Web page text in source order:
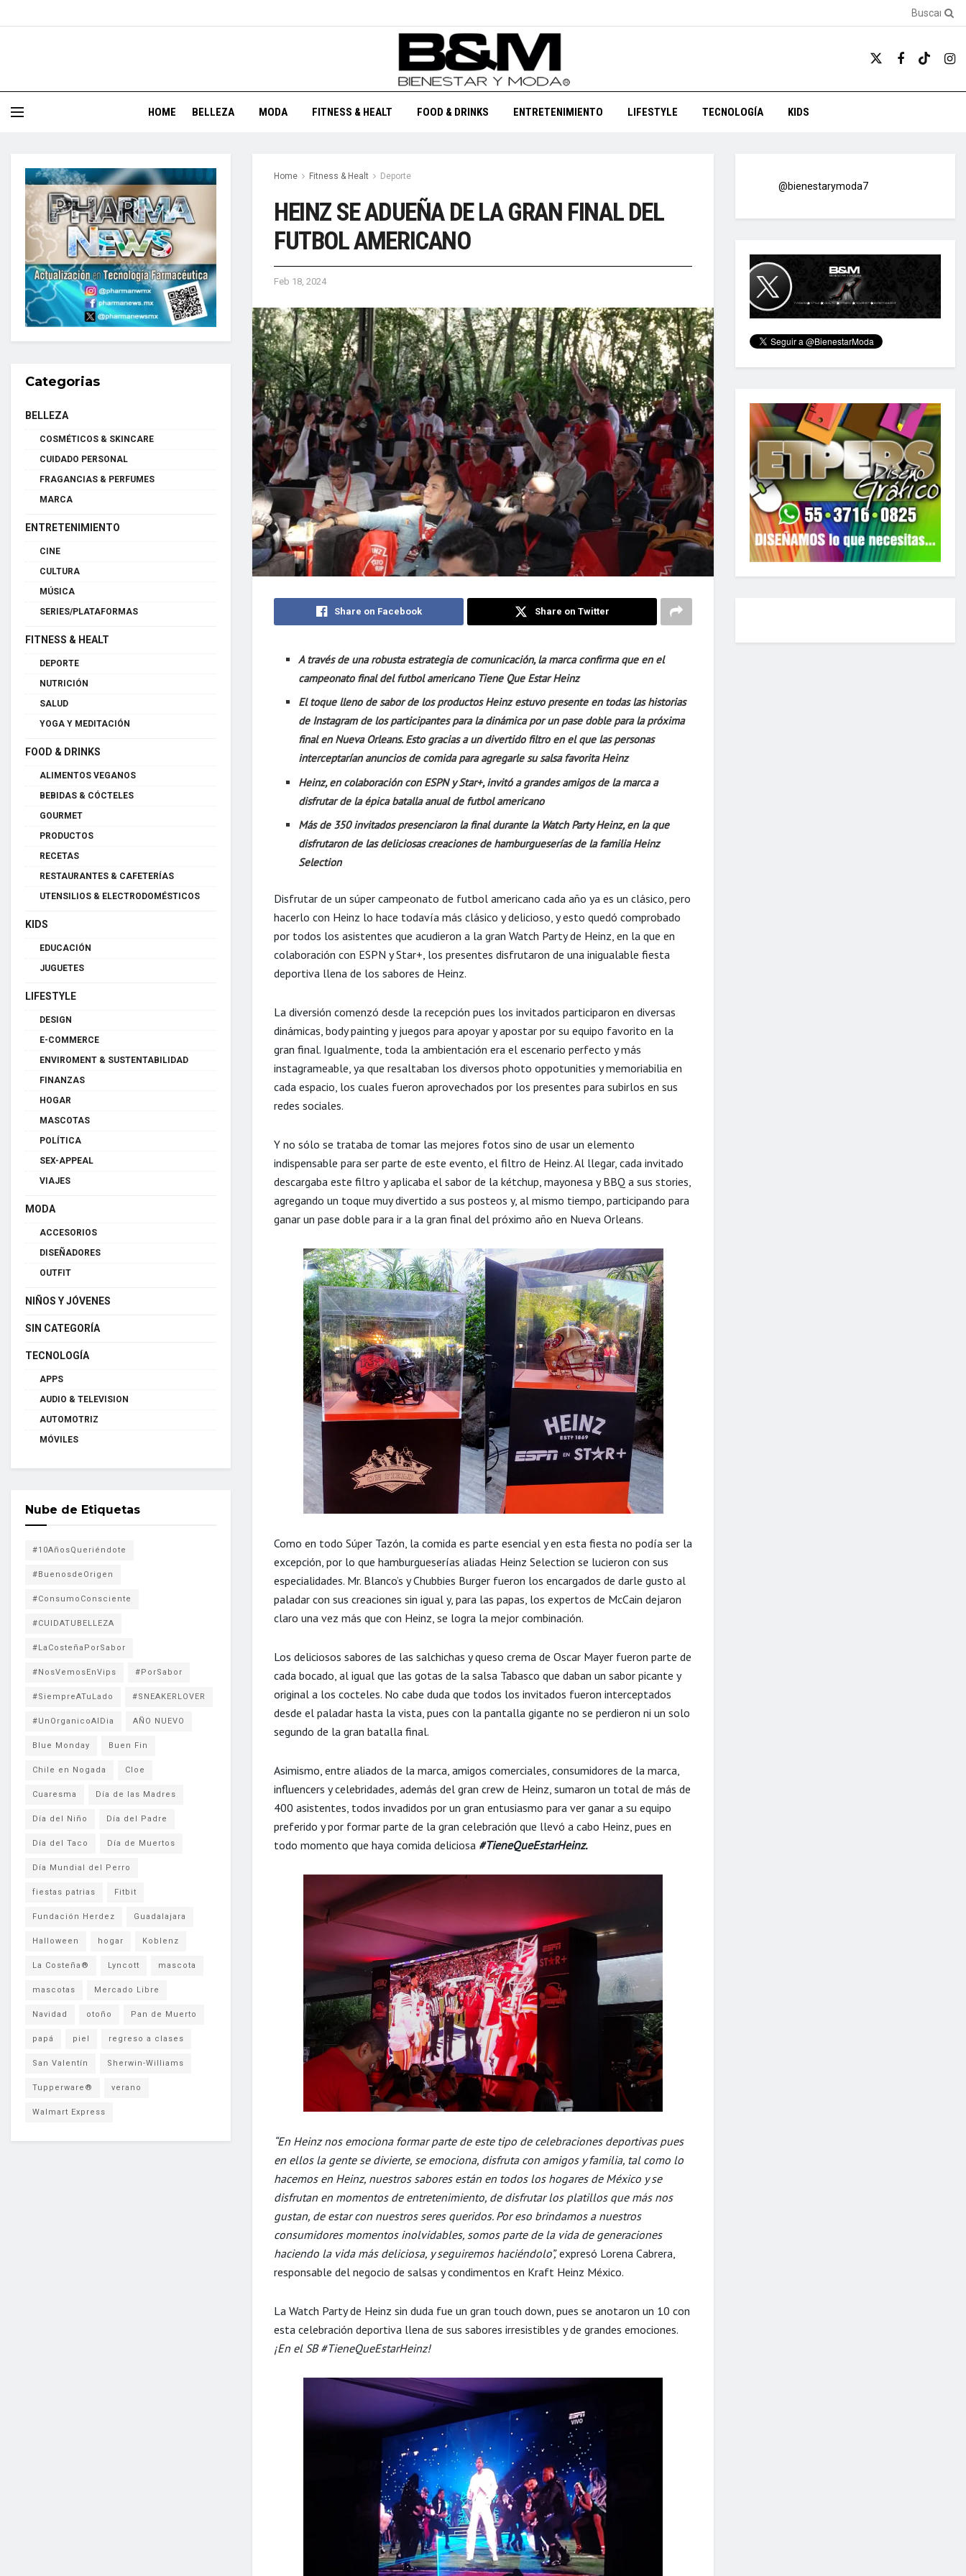
HOME BELLEZA MODA FITNESS & HEALT FOOD & DRINKS ENTRETENIMIENTO LIFESTYLE TECNOLOGÍA KIDS
Home Fitness & Healt Deporte
HEINZ SE ADUEÑA DE LA GRAN FINAL DEL
FUTBOL AMERICANO
Feb 18, 2024
Share on Facebook Share on Twitter
A través de una robusta estrategia de comunicación, la marca confirma que en el
campeonato final del futbol americano Tiene Que Estar Heinz
El toque lleno de sabor de los productos Heinz estuvo presente en todas las historias
de Instagram de los participantes para la dinámica por un pase doble para la próxima
final en Nueva Orleans. Esto gracias a un divertido filtro en el que las personas
interceptarían anuncios de comida para agregarle su salsa favorita Heinz
Heinz, en colaboración con ESPN y Star+, invitó a grandes amigos de la marca a
disfrutar de la épica batalla anual de futbol americano
Más de 350 invitados presenciaron la final durante la Watch Party Heinz, en la que
disfrutaron de las deliciosas creaciones de hamburgueserías de la familia Heinz
Selection
Disfrutar de un súper campeonato de futbol americano cada año ya es un clásico, pero
hacerlo con Heinz lo hace todavía más clásico y delicioso, y esto quedó comprobado
por todos los asistentes que acudieron a la gran Watch Party de Heinz, en la que en
colaboración con ESPN y Star+, los presentes disfrutaron de una inigualable fiesta
deportiva llena de los sabores de Heinz.
La diversión comenzó desde la recepción pues los invitados participaron en diversas
dinámicas, body painting y juegos para apoyar y apostar por su equipo favorito en la
gran final. Igualmente, toda la ambientación era el escenario perfecto y más
instagrameable, ya que resaltaban los diversos photo oppotunities y memoriabilia en
cada espacio, los cuales fueron aprovechados por los presentes para subirlos en sus
redes sociales.
Y no sólo se trataba de tomar las mejores fotos sino de usar un elemento
indispensable para ser parte de este evento, el filtro de Heinz. Al llegar, cada invitado
descargaba este filtro y aplicaba el sabor de la kétchup, mayonesa y BBQ a sus stories,
agregando un toque muy divertido a sus posteos y, al mismo tiempo, participando para
ganar un pase doble para ir a la gran final del próximo año en Nueva Orleans.
Como en todo Súper Tazón, la comida es parte esencial y en esta fiesta no podía ser la
excepción, por lo que hamburgueserías aliadas Heinz Selection se lucieron con sus
especialidades. Mr. Blanco’s y Chubbies Burger fueron los encargados de darle gusto al
paladar con sus creaciones sin igual y, para las papas, los expertos de McCain dejaron
claro una vez más que con Heinz, se logra la mejor combinación.
Los deliciosos sabores de las salchichas y queso crema de Oscar Mayer fueron parte de
cada bocado, al igual que las gotas de la salsa Tabasco que daban un sabor picante y
original a los cocteles. No cabe duda que todos los invitados fueron interceptados
desde el paladar hasta la vista, pues con la pantalla gigante no se perdieron ni un solo
segundo de la gran batalla final.
Asimismo, entre aliados de la marca, amigos comerciales, consumidores de la marca,
influencers y celebridades, además del gran crew de Heinz, sumaron un total de más de
400 asistentes, todos invadidos por un gran entusiasmo para ver ganar a su equipo
preferido y por formar parte de la gran celebración que llevó a cabo Heinz, pues en
todo momento que haya comida deliciosa #TieneQueEstarHeinz.
“En Heinz nos emociona formar parte de este tipo de celebraciones deportivas pues
en ellos la gente se divierte, se emociona, disfruta con amigos y familia, tal como lo
hacemos en Heinz, nuestros sabores están en todos los hogares de México y se
disfrutan en momentos de entretenimiento, de disfrutar los platillos que más nos
gustan, de estar con nuestros seres queridos. Por eso brindamos a nuestros
consumidores momentos inolvidables, somos parte de la vida de generaciones
haciendo la vida más deliciosa, y seguiremos haciéndolo”,expresó Lorena Cabrera,
responsable del negocio de salsas y condimentos en Kraft Heinz México.
La Watch Party de Heinz sin duda fue un gran touch down, pues se anotaron un 10 con
esta celebración deportiva llena de sus sabores irresistibles y de grandes emociones.
¡En el SB #TieneQueEstarHeinz!
Categorias
BELLEZA
COSMÉTICOS & SKINCARE
CUIDADO PERSONAL
FRAGANCIAS & PERFUMES
MARCA
ENTRETENIMIENTO
CINE
CULTURA
MÚSICA
SERIES/PLATAFORMAS
FITNESS & HEALT
DEPORTE
NUTRICIÓN
SALUD
YOGA Y MEDITACIÓN
FOOD & DRINKS
ALIMENTOS VEGANOS
BEBIDAS & CÓCTELES
GOURMET
PRODUCTOS
RECETAS
RESTAURANTES & CAFETERÍAS
UTENSILIOS & ELECTRODOMÉSTICOS
KIDS
EDUCACIÓN
JUGUETES
LIFESTYLE
DESIGN
E-COMMERCE
ENVIROMENT & SUSTENTABILIDAD
FINANZAS
HOGAR
MASCOTAS
POLÍTICA
SEX-APPEAL
VIAJES
MODA
ACCESORIOS
DISEÑADORES
OUTFIT
NIÑOS Y JÓVENES
SIN CATEGORÍA
TECNOLOGÍA
APPS
AUDIO & TELEVISION
AUTOMOTRIZ
MÓVILES
Nube de Etiquetas
#10AñosQueriéndote
#BuenosdeOrigen
#ConsumoConsciente
#CUIDATUBELLEZA
#LaCosteñaPorSabor
#NosVemosEnVips #PorSabor
#SiempreATuLado #SNEAKERLOVER
#UnOrganicoAlDia AÑO NUEVO
Blue Monday Buen Fin
Chile en Nogada Cloe
Cuaresma Día de las Madres
Día del Niño Día del Padre
Día del Taco Día de Muertos
Día Mundial del Perro
fiestas patrias Fitbit
Fundación Herdez Guadalajara
Halloween hogar Koblenz
La Costeña® Lyncott mascota
mascotas Mercado Libre
Navidad otoño Pan de Muerto
papá piel regreso a clases
San Valentín Sherwin-Williams
Tupperware® verano
Walmart Express
@bienestarymoda7